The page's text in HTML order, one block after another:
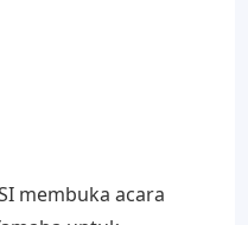
membuka acara